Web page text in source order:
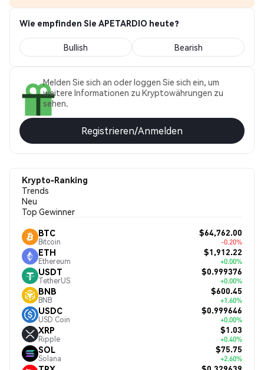
Wie empfinden Sie APETARDIO heute?
Bullish Bearish
Melden Sie sich an oder loggen Sie sich ein, um
weitere Informationen zu Kryptowährungen zu
sehen.
Registrieren/Anmelden
Krypto-Ranking
Trends
Neu
Top Gewinner
BTC
Bitcoin
$64,762.00
-0.20%
ETH
Ethereum
$1,912.22
+0.00%
USDT
TetherUS
$0.999376
+0.00%
BNB
BNB
$600.45
+1.60%
USDC
USD Coin
$0.999646
+0.00%
XRP
Ripple
$1.03
+0.40%
SOL
Solana
$75.75
+2.60%